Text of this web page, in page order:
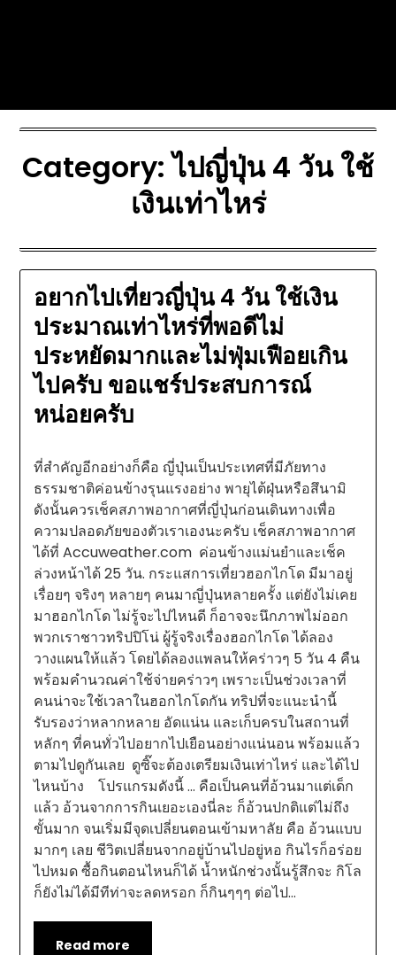
Category:ไปญี่ปุ่น 4 วัน ใช้
เงินเท่าไหร่
อยากไปเที่ยวญี่ปุ่น 4 วัน ใช้เงิน
ประมาณเท่าไหร่ที่พอดีไม่
ประหยัดมากและไม่ฟุ่มเฟือยเกิน
ไปครับ ขอแชร์ประสบการณ์
หน่อยครับ
ที่สำคัญอีกอย่างก็คือ ญี่ปุ่นเป็นประเทศที่มีภัยทาง
ธรรมชาติค่อนข้างรุนแรงอย่าง พายุไต้ฝุ่นหรือสึนามิ
ดังนั้นควรเช็คสภาพอากาศที่ญี่ปุ่นก่อนเดินทางเพื่อ
ความปลอดภัยของตัวเราเองนะครับ เช็คสภาพอากาศ
ได้ที่ Accuweather.com ค่อนข้างแม่นยำและเช็ค
ล่วงหน้าได้ 25 วัน. กระแสการเที่ยวฮอกไกโด มีมาอยู่
เรื่อยๆ จริงๆ หลายๆ คนมาญี่ปุ่นหลายครั้ง แต่ยังไม่เคย
มาฮอกไกโด ไม่รู้จะไปไหนดี ก็อาจจะนึกภาพไม่ออก
พวกเราชาวทริปปิโน่ ผู้รู้จริงเรื่องฮอกไกโด ได้ลอง
วางแผนให้แล้ว โดยได้ลองแพลนให้คร่าวๆ 5 วัน 4 คืน
พร้อมคำนวณค่าใช้จ่ายคร่าวๆ เพราะเป็นช่วงเวลาที่
คนน่าจะใช้เวลาในฮอกไกโดกัน ทริปที่จะแนะนำนี้
รับรองว่าหลากหลาย อัดแน่น และเก็บครบในสถานที่
หลักๆ ที่คนทั่วไปอยากไปเยือนอย่างแน่นอน พร้อมแล้ว
ตามไปดูกันเลย ดูซิ๊จะต้องเตรียมเงินเท่าไหร่ และได้ไป
ไหนบ้าง โปรแกรมดังนี้ … คือเป็นคนที่อ้วนมาแต่เด็ก
แล้ว อ้วนจากการกินเยอะเองนี่ละ ก็อ้วนปกติแต่ไม่ถึง
ขั้นมาก จนเริ่มมีจุดเปลี่ยนตอนเข้ามหาลัย คือ อ้วนแบบ
มากๆ เลย ชีวิตเปลี่ยนจากอยู่บ้านไปอยู่หอ กินไรก็อร่อย
ไปหมด ซื้อกินตอนไหนก็ได้ น้ำหนักช่วงนั้นรู้สึกจะ กิโล
ก็ยังไม่ได้มีทีท่าจะลดหรอก ก็กินๆๆๆ ต่อไป…
Read more